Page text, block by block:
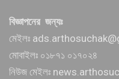
বিজ্ঞাপনের জন্যঃ
মেইলঃ
মোবাইলঃ ০১৮৭১ ০১৭০২৪
নিউজ মেইলঃ